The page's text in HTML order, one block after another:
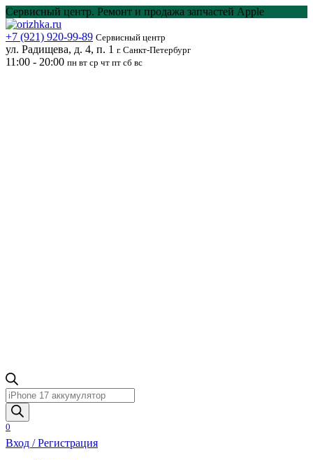
Перейти
к
содержанию
Сервисный центр. Ремонт и продажа запчастей Apple
+7 (921) 920-99-89 Сервисный центр
ул. Радищева, д. 4, п. 1 г. Санкт-Петербург
11:00 - 20:00 пн вт ср чт пт сб вс
Поиск
товаров
0
Вход / Регистрация